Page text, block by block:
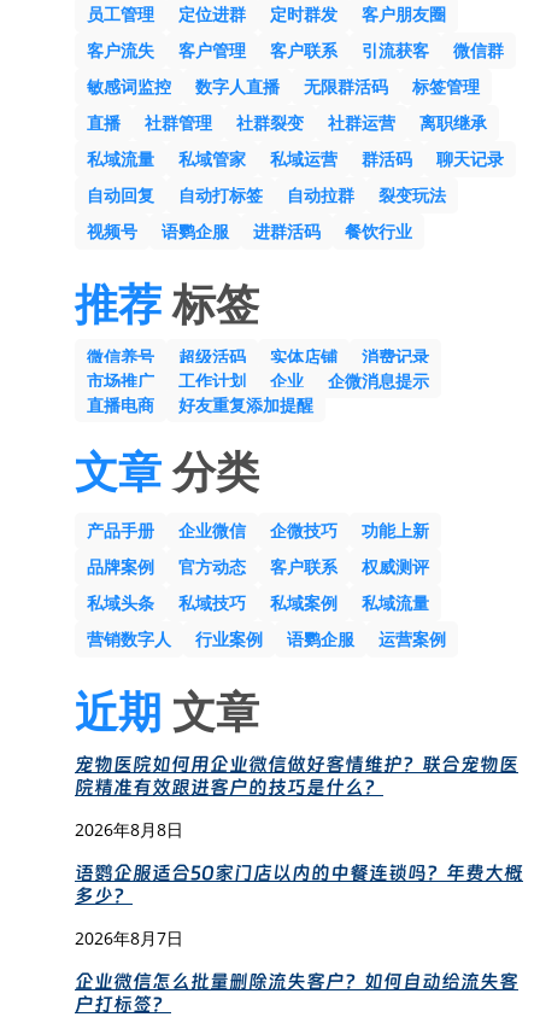
员工管理
定位进群 定时群发
客户朋友圈
客户流失
客户管理 客户联系 引流获客
微信群
敏感词监控
数字人直播 无限群活码
标签管理
直播
社群管理 社群裂变 社群运营
离职继承
私域流量
私域管家 私域运营 群活码
聊天记录
自动回复
自动打标签 自动拉群
裂变玩法
视频号
语鹦企服 进群活码 餐饮行业
推荐标签
微信养号 超级活码 实体店铺
消费记录
市场推广
工作计划 企业
企微消息提示
直播电商
好友重复添加提醒
文章分类
产品手册 企业微信 企微技巧
功能上新
品牌案例
官方动态 客户联系
权威测评
私域头条
私域技巧 私域案例
私域流量
营销数字人
行业案例 语鹦企服 运营案例
近期 文章
宠物医院如何用企业微信做好客情维护？联合宠物医
院精准有效跟进客户的技巧是什么？
2026年8月8日
语鹦企服适合50家门店以内的中餐连锁吗？年费大概
多少？
2026年8月7日
企业微信怎么批量删除流失客户？如何自动给流失客
户打标签？